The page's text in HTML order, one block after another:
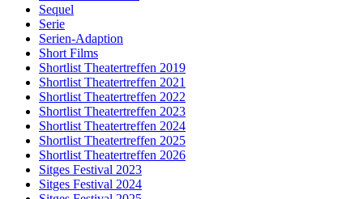
Sequel
Serie
Serien-Adaption
Short Films
Shortlist Theatertreffen 2019
Shortlist Theatertreffen 2021
Shortlist Theatertreffen 2022
Shortlist Theatertreffen 2023
Shortlist Theatertreffen 2024
Shortlist Theatertreffen 2025
Shortlist Theatertreffen 2026
Sitges Festival 2023
Sitges Festival 2024